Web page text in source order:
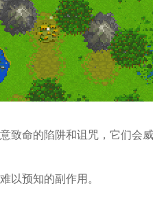
致命的陷阱和诅咒，它们会
以预知的副作用。